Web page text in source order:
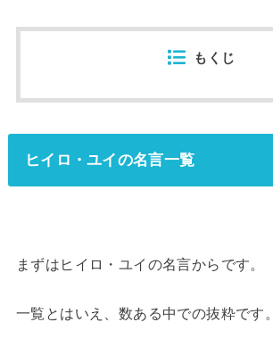
もくじ
ヒイロ・ユイの名言一覧
まずはヒイロ・ユイの名言からです。
一覧とはいえ、数ある中での抜粋です。